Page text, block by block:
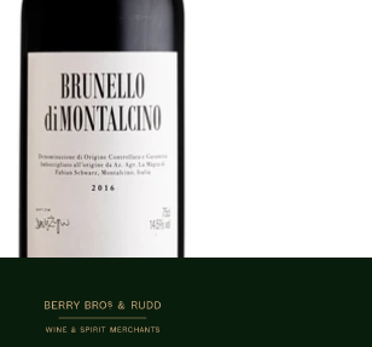
BERRY BROS. & RUDD